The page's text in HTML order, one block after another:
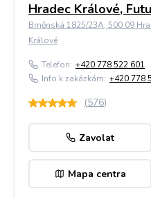
Hradec Králové,
Brněnská 1825/23A, 500 09
Králové
Telefon: +420 778 522 601
Info k zakázkám: +420 778
(576)
Zavolat
Mapa centra